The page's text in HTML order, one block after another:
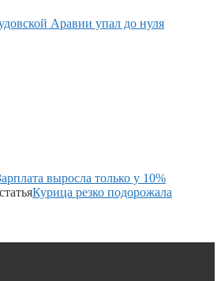
Аравии упал до нуля
выросла только у 10%
Курица резко подорожала